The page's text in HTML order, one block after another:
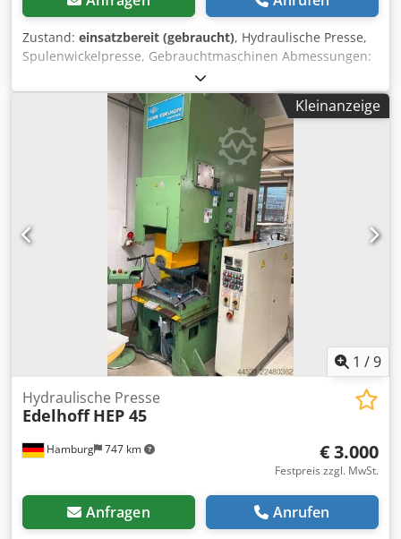
Zustand: einsatzbereit (gebraucht), Hydraulische Presse,
Spulenwickelpresse, Gebrauchtmaschinen Abmessungen:
1340 x 1240 x 2740 mm Gewicht: 640 kg Elektrische
Spezifikationen: 400V Hydraulischer Druck: 100 bar Crjdsu
Hkfpopfx Afdjf Hublänge: 180 mm
Kleinanzeige
1 /9
Hamburg 747 km
Hydraulische Presse
Edelhoff HEP 45
€ 3.000
Festpreis zzgl. MwSt.
Anfragen Anrufen